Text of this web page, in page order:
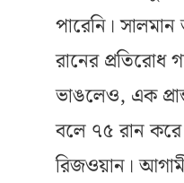
পারেনি।
রানের প্রতিরোধ
ভাঙলেও, এক
বলে ৭৫ রান
রিজওয়ান।